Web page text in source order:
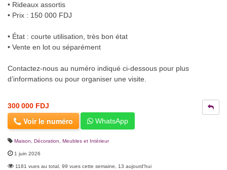
• Rideaux assortis
• Prix : 150 000 FDJ
• État : courte utilisation, très bon état
• Vente en lot ou séparément
Contactez-nous au numéro indiqué ci-dessous pour plus
d’informations ou pour organiser une visite.
300 000 FDJ
Voir le numéro WhatsApp
Maison, Décoration Meubles et Intérieur
1 juin 2026
1181 vues au total, 99 vues cette semaine, 13 aujourd'hui